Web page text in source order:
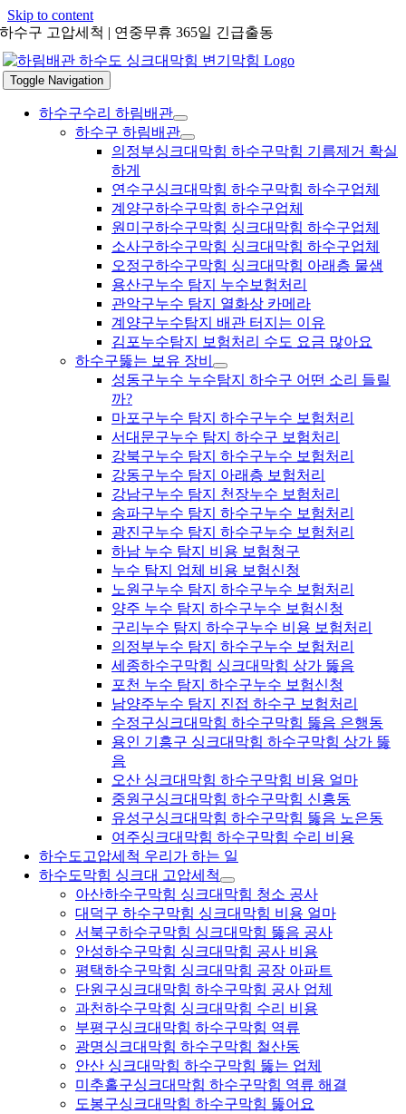
Skip to content
하수구 고압세척 | 연중무휴 365일 긴급출동
Toggle Navigation
하수구수리 하림배관
하수구 하림배관
의정부싱크대막힘 하수구막힘 기름제거 확실
하게
연수구싱크대막힘 하수구막힘 하수구업체
계양구하수구막힘 하수구업체
원미구하수구막힘 싱크대막힘 하수구업체
소사구하수구막힘 싱크대막힘 하수구업체
오정구하수구막힘 싱크대막힘 아래층 물샘
용산구누수 탐지 누수보험처리
관악구누수 탐지 열화상 카메라
계양구누수탐지 배관 터지는 이유
김포누수탐지 보험처리 수도 요금 많아요
하수구뚫는 보유 장비
성동구누수 누수탐지 하수구 어떤 소리 들릴
까?
마포구누수 탐지 하수구누수 보험처리
서대문구누수 탐지 하수구 보험처리
강북구누수 탐지 하수구누수 보험처리
강동구누수 탐지 아래층 보험처리
강남구누수 탐지 천장누수 보험처리
송파구누수 탐지 하수구누수 보험처리
광진구누수 탐지 하수구누수 보험처리
하남 누수 탐지 비용 보험청구
누수 탐지 업체 비용 보험신청
노원구누수 탐지 하수구누수 보험처리
양주 누수 탐지 하수구누수 보험신청
구리누수 탐지 하수구누수 비용 보험처리
의정부누수 탐지 하수구누수 보험처리
세종하수구막힘 싱크대막힘 상가 뚫음
포천 누수 탐지 하수구누수 보험신청
남양주누수 탐지 진접 하수구 보험처리
수정구싱크대막힘 하수구막힘 뚫음 은행동
용인 기흥구 싱크대막힘 하수구막힘 상가 뚫
음
오산 싱크대막힘 하수구막힘 비용 얼마
중원구싱크대막힘 하수구막힘 신흥동
유성구싱크대막힘 하수구막힘 뚫음 노은동
여주싱크대막힘 하수구막힘 수리 비용
하수도고압세척 우리가 하는 일
하수도막힘 싱크대 고압세척
아산하수구막힘 싱크대막힘 청소 공사
대덕구 하수구막힘 싱크대막힘 비용 얼마
서북구하수구막힘 싱크대막힘 뚫음 공사
안성하수구막힘 싱크대막힘 공사 비용
평택하수구막힘 싱크대막힘 공장 아파트
단원구싱크대막힘 하수구막힘 공사 업체
과천하수구막힘 싱크대막힘 수리 비용
부평구싱크대막힘 하수구막힘 역류
광명싱크대막힘 하수구막힘 철산동
안산 싱크대막힘 하수구막힘 뚫는 업체
미추홀구싱크대막힘 하수구막힘 역류 해결
도봉구싱크대막힘 하수구막힘 뚫어요